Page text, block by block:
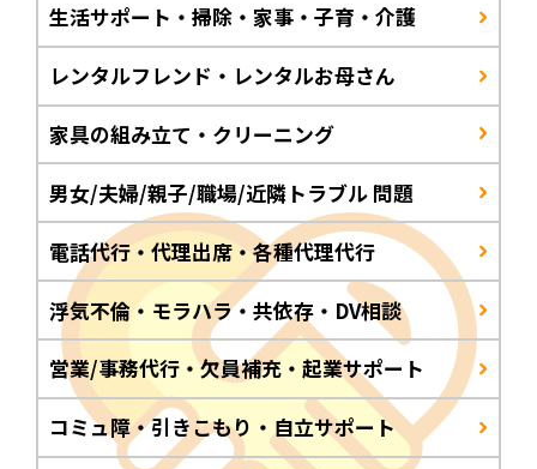
生活サポート・掃除・家事・子育・介護
レンタルフレンド・レンタルお母さん
家具の組み立て・クリーニング
男女/夫婦/親子/職場/近隣トラブル 問題
電話代行・代理出席・各種代理代行
浮気不倫・モラハラ・共依存・DV相談
営業/事務代行・欠員補充・起業サポート
コミュ障・引きこもり・自立サポート